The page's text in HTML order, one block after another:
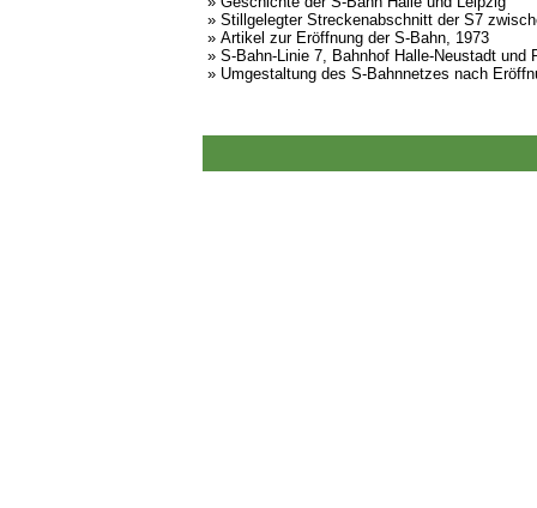
» Stillgelegter Streckenabschnitt der S7
» Artikel zur Eröffnung der S-Bahn, 1973
» S-Bahn-Linie 7, Bahnhof Halle-Neustadt und
» Umgestaltung des S-Bahnnetzes nach